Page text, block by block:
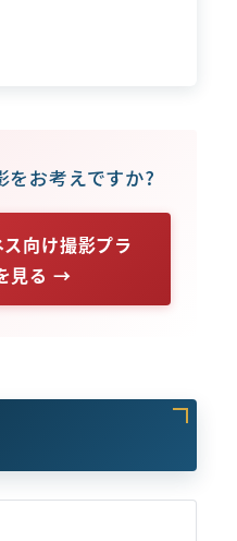
をお考えですか?
向け撮影プラ
見る →